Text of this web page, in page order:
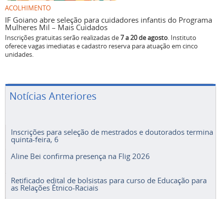
ACOLHIMENTO
IF Goiano abre seleção para cuidadores infantis do Programa
Mulheres Mil – Mais Cuidados
Inscrições gratuitas serão realizadas de7 a 20 de agosto. Instituto
oferece vagas imediatas e cadastro reserva para atuação em cinco
unidades.
Notícias Anteriores
Inscrições para seleção de mestrados e doutorados termina
quinta-feira, 6
Aline Bei confirma presença na Flig 2026
Retificado edital de bolsistas para curso de Educação para
as Relações Étnico-Raciais